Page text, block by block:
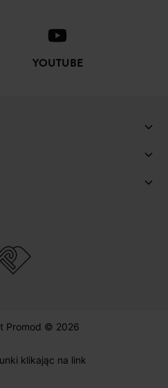
YOUTUBE
Promod © 2026
klikając na link